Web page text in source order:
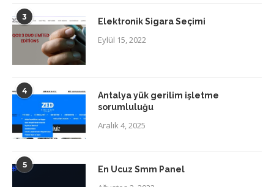
3 Elektronik Sigara Seçimi
Eylül 15, 2022
4
Antalya yük gerilim işletme
sorumluluğu
Aralık 4, 2025
5 En Ucuz Smm Panel